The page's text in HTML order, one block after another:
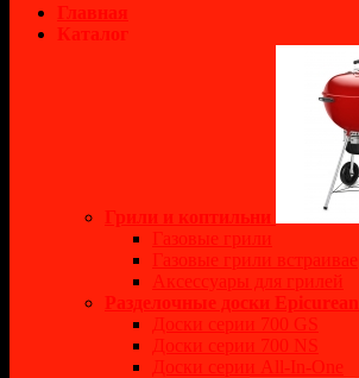
Главная
Каталог
Грили и коптильни
Газовые грили
Газовые грили встраивае
Аксессуары для грилей
Разделочные доски Epicurean
Доски серии 700 GS
Доски серии 700 NS
Доски серии All-In-One